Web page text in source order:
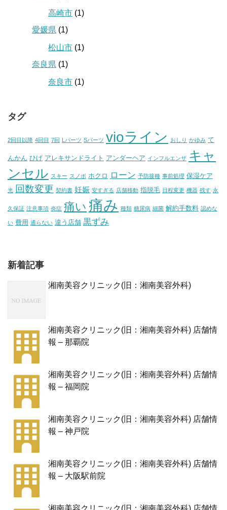
高崎市 (1)
愛媛県 (1)
松山市 (1)
奈良県 (1)
奈良市 (1)
タグ
2回目以降 4回目 7回 Lパーツ Sパーツ vioライン おしり かゆみ て
んかん ひげ アレキサンドライト アンダーヘア インフルエンザ キャ
ンセル スキー スノボ ホクロ ローン 予防接種 事前処理 保湿ケア
光 回数変更 契約書 妊娠 安すぎる 店舗移動 指脱毛 日程変更 機器 残す 永
久保証 注意事項 炎症 痛い 痛み 種類 糖尿病 細菌 解約手数料 認めな
い 費用 通らない 違う店舗 黒ずみ
新着記事
湘南美容クリニック(旧：湘南美容外科)
湘南美容クリニック(旧：湘南美容外科) 店舗情
報 – 那覇院
湘南美容クリニック(旧：湘南美容外科) 店舗情
報 – 福岡院
湘南美容クリニック(旧：湘南美容外科) 店舗情
報 – 神戸院
湘南美容クリニック(旧：湘南美容外科) 店舗情
報 – 大阪駅前院
湘南美容クリニック(旧：湘南美容外科) 店舗情